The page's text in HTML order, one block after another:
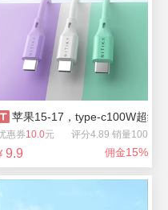
据线1m
苹果15-17，type-c100W超级
惠券10.0元 评分4.89 销量100
9.9 佣金15%